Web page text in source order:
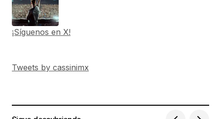
¡Síguenos en X!
Tweets by cassinimx